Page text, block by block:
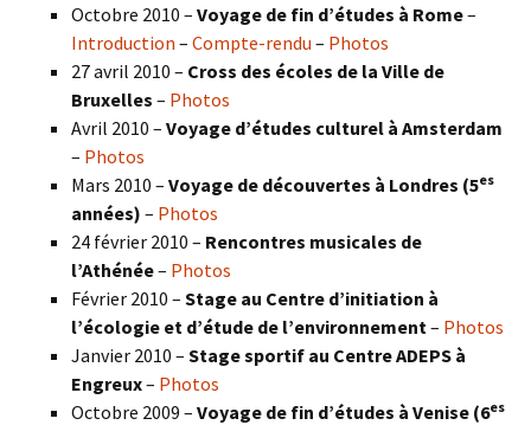
Octobre 2010 – Voyage de fin d’études à Rome–
Introduction – Compte-rendu – Photos
27 avril 2010 – Cross des écoles de la Ville de
Bruxelles – Photos
Avril 2010 – Voyage d’études culturel à Amsterdam
– Photos
Mars 2010 – Voyage de découvertes à Londres (5es
années) – Photos
24 février 2010 – Rencontres musicales de
l’Athénée– Photos
Février 2010 – Stage au Centre d’initiation à
l’écologie et d’étude de l’environnement – Photos
Janvier 2010 – Stage sportif au Centre ADEPS à
Engreux– Photos
Octobre 2009 – Voyage de fin d’études à Venise (6es